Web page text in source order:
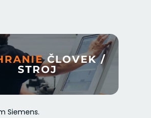
ČLOVEK /
STROJ
Siemens.